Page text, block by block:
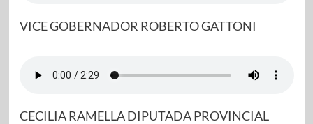
VICE GOBERNADOR ROBERTO GATTONI
CECILIA RAMELLA DIPUTADA PROVINCIAL